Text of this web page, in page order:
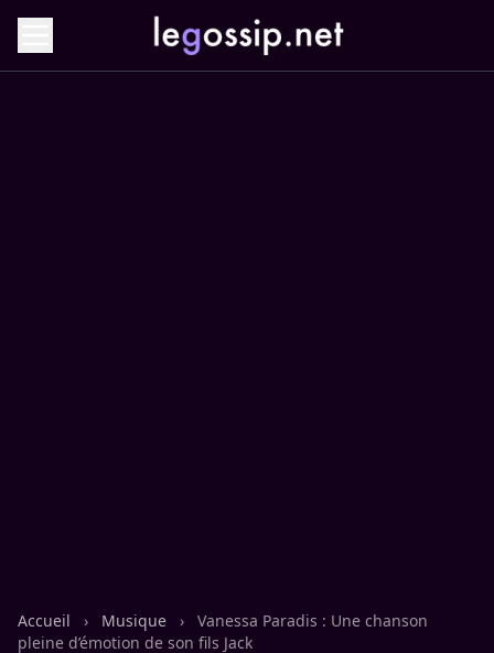
Accueil › Musique ›
Vanessa Paradis : Une chanson
pleine d’émotion de son fils Jack